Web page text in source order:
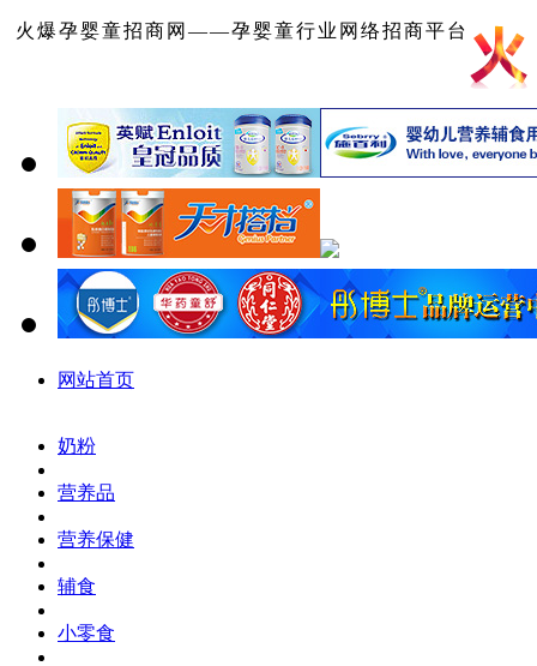
火爆孕婴童招商网——孕婴童行业网络招商平台
网站首页
奶粉
营养品
营养保健
辅食
小零食